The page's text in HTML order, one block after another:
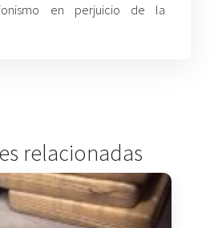
en perjuicio de la
relacionadas